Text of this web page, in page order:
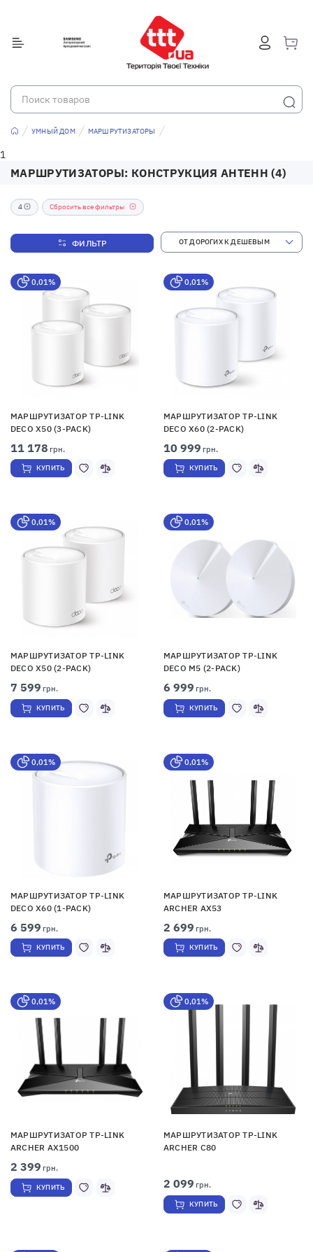
УМНЫЙ ДОМ МАРШРУТИЗАТОРЫ
1
МАРШРУТИЗАТОРЫ: КОНСТРУКЦИЯ АНТЕНН (4)
0,01%
МАРШРУТИЗАТОР TP-LINK
DECO X50 (3-PACK)
11 178 грн.
КУПИТЬ
0,01%
МАРШРУТИЗАТОР TP-LINK
DECO X60 (2-PACK)
10 999 грн.
КУПИТЬ
0,01%
МАРШРУТИЗАТОР TP-LINK
DECO X50 (2-PACK)
7 599 грн.
КУПИТЬ
0,01%
МАРШРУТИЗАТОР TP-LINK
DECO M5 (2-PACK)
6 999 грн.
КУПИТЬ
0,01%
МАРШРУТИЗАТОР TP-LINK
DECO X60 (1-PACK)
6 599 грн.
КУПИТЬ
0,01%
МАРШРУТИЗАТОР TP-LINK
ARCHER AX53
2 699 грн.
КУПИТЬ
0,01%
МАРШРУТИЗАТОР TP-LINK
ARCHER AX1500
2 399 грн.
КУПИТЬ
0,01%
МАРШРУТИЗАТОР TP-LINK
ARCHER C80
2 099 грн.
КУПИТЬ
4 Сбросить все фильтры
ФИЛЬТР